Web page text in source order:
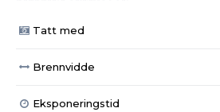
Tatt med
Brennvidde
Eksponeringstid